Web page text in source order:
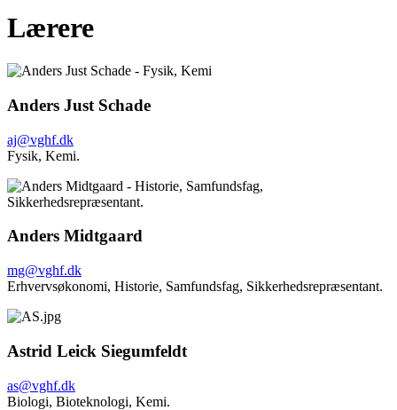
Lærere
Anders Just Schade
aj@vghf.dk
Fysik, Kemi.
Anders Midtgaard
mg@vghf.dk
Erhvervsøkonomi, Historie, Samfundsfag, Sikkerhedsrepræsentant.
Astrid Leick Siegumfeldt
as@vghf.dk
Biologi, Bioteknologi, Kemi.